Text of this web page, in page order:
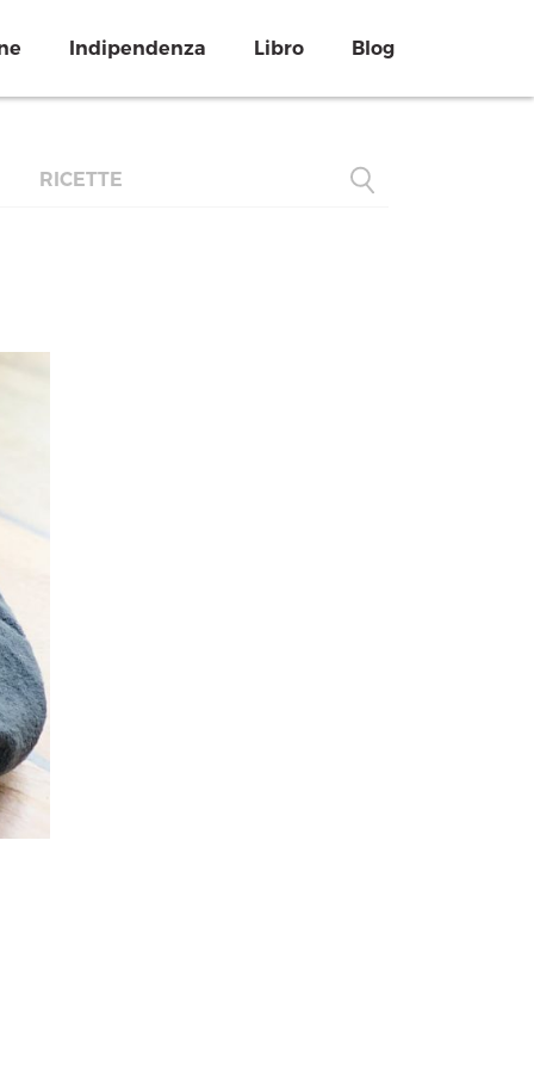
Indipendenza Libro Blog
RICETTE